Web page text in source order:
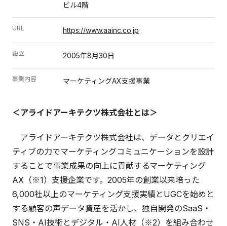
ビル4階
URL https://www.aainc.co.jp
設立 2005年8月30日
事業内容 マーケティングAX支援事業
＜アライドアーキテクツ株式会社とは＞
アライドアーキテクツ株式会社は、データとクリエイ
ティブの力でマーケティングコミュニケーションを設計
することで事業成果の向上に貢献するマーケティング
AX（※1）支援企業です。2005年の創業以来培った
6,000社以上のマーケティング支援実績とUGCを始めと
する顧客の声データ資産を活かし、独自開発のSaaS・
SNS・AI技術とデジタル・AI人材（※2）を組み合わせ